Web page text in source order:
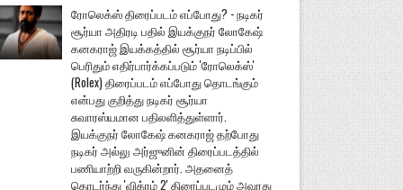
ரோலெக்ஸ் திரைப்படம் எப்போது? - நடிகர்
சூர்யா அதிரடி பதில் இயக்குநர் லோகேஷ்
கனகராஜ் இயக்கத்தில் சூர்யா நடிப்பில்
பெரிதும் எதிர்பார்க்கப்படும் 'ரோலெக்ஸ்'
(Rolex) திரைப்படம் எப்போது தொடங்கும்
என்பது குறித்து நடிகர் சூர்யா
சுவாரஸ்யமான பதிலளித்துள்ளார்.
இயக்குநர் லோகேஷ் கனகராஜ் தற்போது
நடிகர் அல்லு அர்ஜுனின் திரைப்படத்தில்
பணியாற்றி வருகின்றார். அதனைத்
தொடர்ந்து 'விக்ரம் 2' திரைப்படமும் அவரது